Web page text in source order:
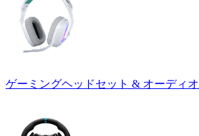
ゲーミングヘッドセット & オーディオ